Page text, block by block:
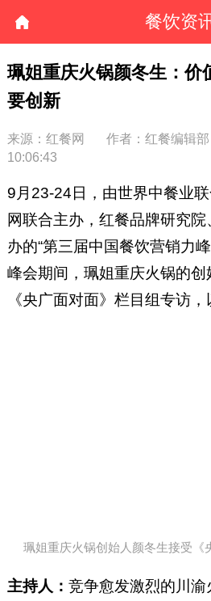
餐饮资
珮姐重庆火锅颜冬生：价
要创新
来源：红餐网 作者：红餐编辑部
10:06:43
9月23-24日，由世界中餐业
网联合主办，红餐品牌研究
办的“第三届中国餐饮营销力
峰会期间，珮姐重庆火锅的创
《央广面对面》栏目组专访，
珮姐重庆火锅创始人颜冬生接受《
主持人： 竞争愈发激烈的川